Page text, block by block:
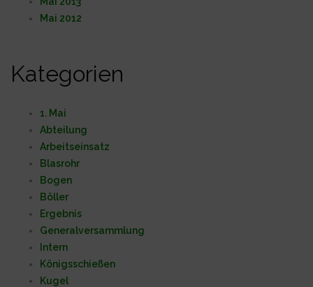
Mai 2012
Kategorien
1. Mai
Abteilung
Arbeitseinsatz
Blasrohr
Bogen
Böller
Ergebnis
Generalversammlung
Intern
Königsschießen
Kugel